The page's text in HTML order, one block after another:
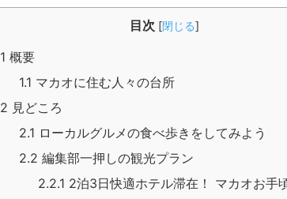
目次 [閉じる]
1 概要
1.1 マカオに住む人々の台所
2 見どころ
2.1 ローカルグルメの食べ歩きをしてみよう
2.2 編集部一押しの観光プラン
2.2.1 2泊3日快適ホテル滞在！ マカオお手